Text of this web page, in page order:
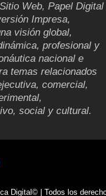
Web, Papel Digital
Impresa,
visión global,
profesional y
nacional e
temas relacionados
comercial,
social y cultural.
Digital© | Todos los